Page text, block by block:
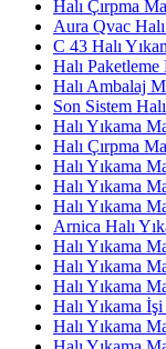
Halı Çırpma
Aura Qvac
C 43 Halı
Halı Paketleme
Halı Ambalaj
Son Sistem
Halı Yıkama
Halı Çırpma
Halı Yıkama
Halı Yıkama
Halı Yıkama
Arnica Halı
Halı Yıkama
Halı Yıkama
Halı Yıkama
Halı Yıkama
Halı Yıkama